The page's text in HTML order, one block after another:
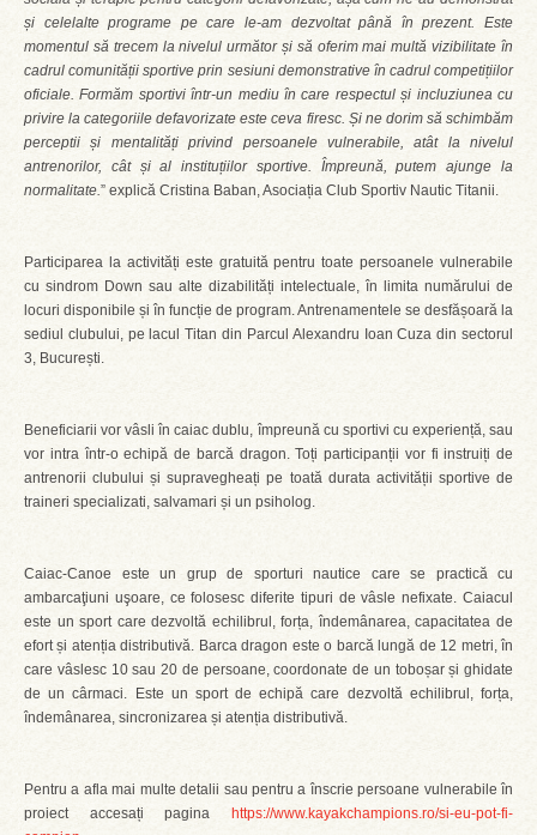
și celelalte programe pe care le-am dezvoltat până în prezent. Este
momentul să trecem la nivelul următor și să oferim mai multă vizibilitate în
cadrul comunității sportive prin sesiuni demonstrative în cadrul competițiilor
oficiale. Formăm sportivi într-un mediu în care respectul și incluziunea cu
privire la categoriile defavorizate este ceva firesc. Și ne dorim să schimbăm
perceptii și mentalități privind persoanele vulnerabile, atât la nivelul
antrenorilor, cât și al instituțiilor sportive. Împreună, putem ajunge la
normalitate.” explică Cristina Baban, Asociația Club Sportiv Nautic Titanii.
Participarea la activități este gratuită pentru toate persoanele vulnerabile
cu sindrom Down sau alte dizabilități intelectuale, în limita numărului de
locuri disponibile și în funcție de program. Antrenamentele se desfășoară la
sediul clubului, pe lacul Titan din Parcul Alexandru Ioan Cuza din sectorul
3, București.
Beneficiarii vor vâsli în caiac dublu, împreună cu sportivi cu experiență, sau
vor intra într-o echipă de barcă dragon. Toți participanții vor fi instruiți de
antrenorii clubului și supravegheați pe toată durata activității sportive de
traineri specializati, salvamari și un psiholog.
Caiac-Canoe este un grup de sporturi nautice care se practică cu
ambarcaţiuni uşoare, ce folosesc diferite tipuri de vâsle nefixate. Caiacul
este un sport care dezvoltă echilibrul, forța, îndemânarea, capacitatea de
efort și atenția distributivă. Barca dragon este o barcă lungă de 12 metri, în
care vâslesc 10 sau 20 de persoane, coordonate de un toboșar și ghidate
de un cârmaci. Este un sport de echipă care dezvoltă echilibrul, forța,
îndemânarea, sincronizarea și atenția distributivă.
Pentru a afla mai multe detalii sau pentru a înscrie persoane vulnerabile în
proiect accesați pagina
https://www.kayakchampions.ro/si-eu-pot-fi-